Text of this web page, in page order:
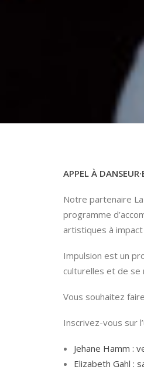
APPEL À DANSEUR
Notre partenaire
programme
artistiques à
Impulsion est un
culturelles et de se
Vous souhaitez
Inscrivez-vous sur
Jehane Hamm :
Elizabeth Gahl :